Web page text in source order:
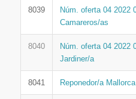
8039
Núm. oferta 04 2022
Camareros/as
8040
Núm. oferta 04 2022
Jardiner/a
8041 Reponedor/a